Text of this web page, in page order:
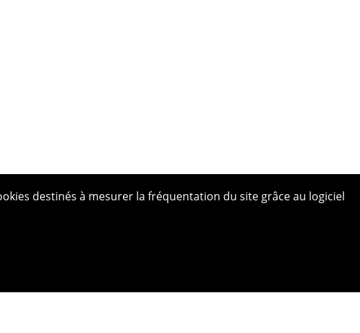
destinés à mesurer la fréquentation du site grâce au logiciel